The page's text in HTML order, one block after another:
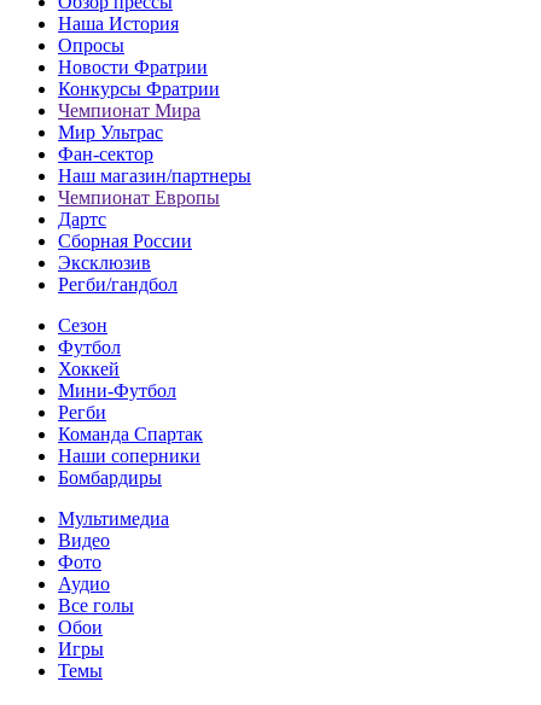
Наша История
Опросы
Новости Фратрии
Конкурсы Фратрии
Чемпионат Мира
Мир Ультрас
Фан-cектор
Наш магазин/партнеры
Чемпионат Европы
Дартс
Сборная России
Эксклюзив
Регби/гандбол
Сезон
Футбол
Хоккей
Мини-Футбол
Регби
Команда Спартак
Наши соперники
Бомбардиры
Мультимедиа
Видео
Фото
Аудио
Все голы
Обои
Игры
Темы